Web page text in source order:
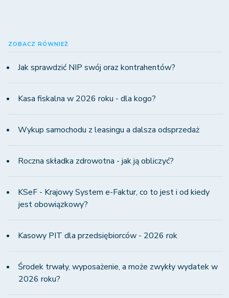
ZOBACZ RÓWNIEŻ
Jak sprawdzić NIP swój oraz kontrahentów?
Kasa fiskalna w 2026 roku - dla kogo?
Wykup samochodu z leasingu a dalsza odsprzedaż
Roczna składka zdrowotna - jak ją obliczyć?
KSeF - Krajowy System e-Faktur, co to jest i od kiedy
jest obowiązkowy?
Kasowy PIT dla przedsiębiorców - 2026 rok
Środek trwały, wyposażenie, a może zwykły wydatek w
2026 roku?